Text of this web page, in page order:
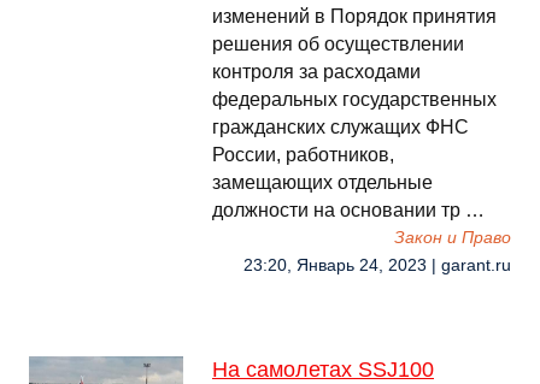
изменений в Порядок принятия
решения об осуществлении
контроля за расходами
федеральных государственных
гражданских служащих ФНС
России, работников,
замещающих отдельные
должности на основании тр …
Закон и Право
23:20, Январь 24, 2023 | garant.ru
На самолетах SSJ100